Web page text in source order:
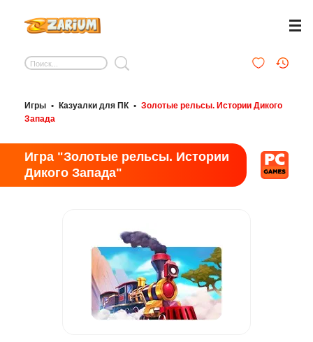
Игры • Казуалки для ПК • Золотые рельсы. Истории Дикого
Запада
Игра "Золотые рельсы. Истории
Дикого Запада"